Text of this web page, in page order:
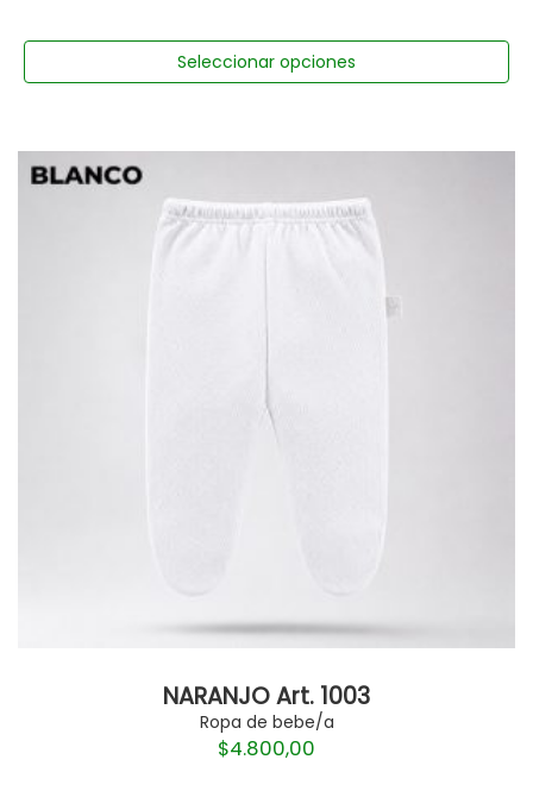
Seleccionar opciones
NARANJO Art. 1003
Ropa de bebe/a
$4.800,00